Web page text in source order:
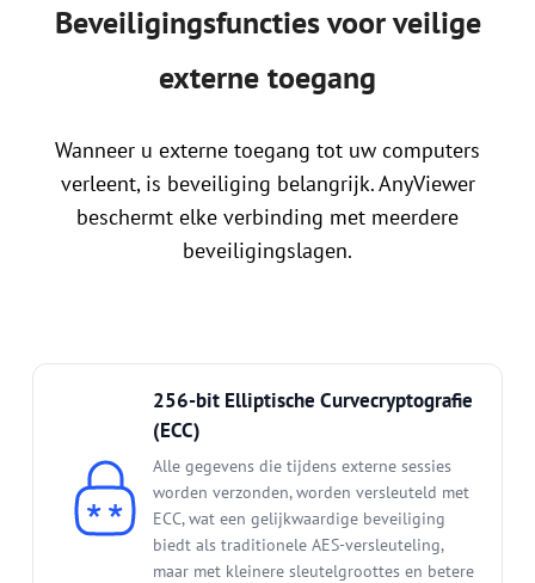
Beveiligingsfuncties voor veilige
externe toegang
Wanneer u externe toegang tot uw computers
verleent, is beveiliging belangrijk. AnyViewer
beschermt elke verbinding met meerdere
beveiligingslagen.
256-bit Elliptische Curvecryptografie
(ECC)
Alle gegevens die tijdens externe sessies
worden verzonden, worden versleuteld met
ECC, wat een gelijkwaardige beveiliging
biedt als traditionele AES-versleuteling,
maar met kleinere sleutelgroottes en betere